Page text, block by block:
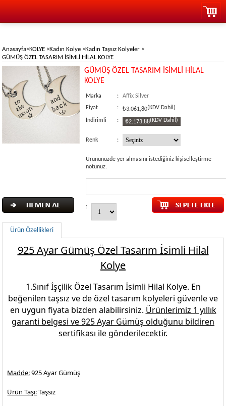
Anasayfa>KOLYE >Kadın Kolye >Kadın Taşsız Kolyeler >
GÜMÜŞ ÖZEL TASARIM İSİMLİ HİLAL KOLYE
GÜMÜŞ ÖZEL TASARIM İSİMLİ HİLAL
KOLYE
Marka :
Affix Silver
Fiyat
: ₺3.061,80(KDV Dahil)
İndirimli : ₺2.173,88(KDV Dahil)
Renk :
Ürününüzde yer almasını istediğiniz kişiselleştirme
notunuz.
:
Ürün Özellikleri
925 Ayar Gümüş Özel Tasarım İsimli Hilal
Kolye
1.Sınıf İşçilik Özel Tasarım İsimli Hilal Kolye. En
beğenilen taşsız ve de özel tasarım kolyeleri güvenle ve
en uygun fiyata bizden alabilirsiniz. Ürünlerimiz 1 yıllık
garanti belgesi ve925 Ayar Gümüş olduğunu bildiren
sertifikası ile gönderilecektir.
Madde:925 Ayar Gümüş
Ürün Taşı:Taşsız